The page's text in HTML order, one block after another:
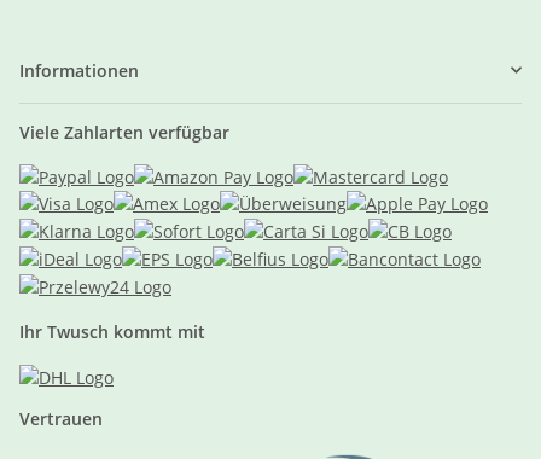
Informationen
Viele Zahlarten verfügbar
Ihr Twusch kommt mit
Vertrauen